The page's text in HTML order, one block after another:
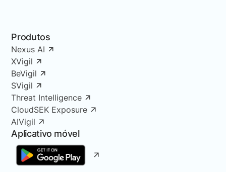
Produtos
Nexus AI
XVigil
BeVigil
SVigil
Threat Intelligence
CloudSEK Exposure
AIVigil
Aplicativo móvel